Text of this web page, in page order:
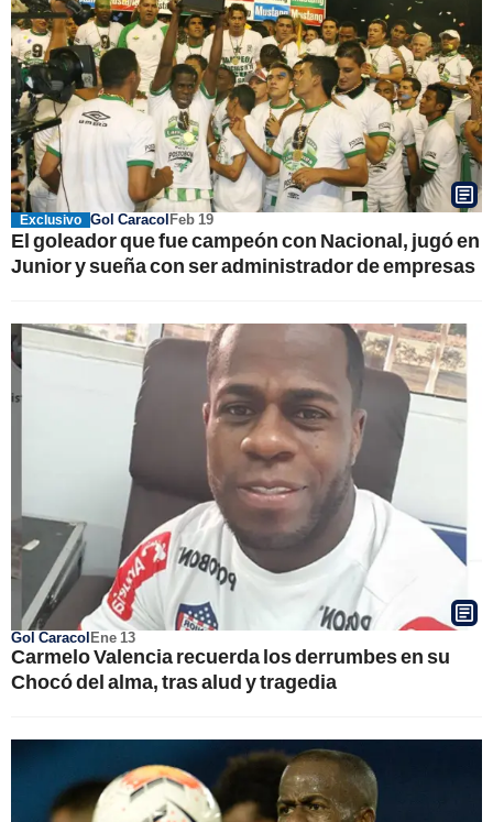
Exclusivo Gol CaracolFeb 19
El goleador que fue campeón con Nacional, jugó en
Junior y sueña con ser administrador de empresas
Gol CaracolEne 13
Carmelo Valencia recuerda los derrumbes en su
Chocó del alma, tras alud y tragedia